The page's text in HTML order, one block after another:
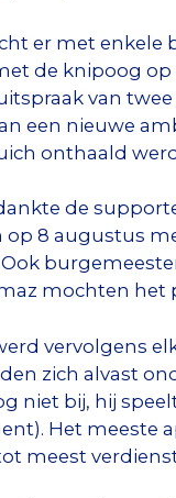
er met enkele
de knipoog
van
een nieuwe
onthaald
de
8 augustus
mochten het
vervolgens
zich alvast
niet bij, hij
Het meeste
meest